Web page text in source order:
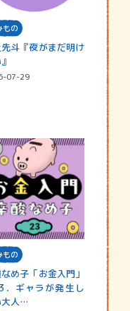
もの
斗『夜がまだ明け
07-29
もの
め子「お金入門」
ギャラが発生し
大人…